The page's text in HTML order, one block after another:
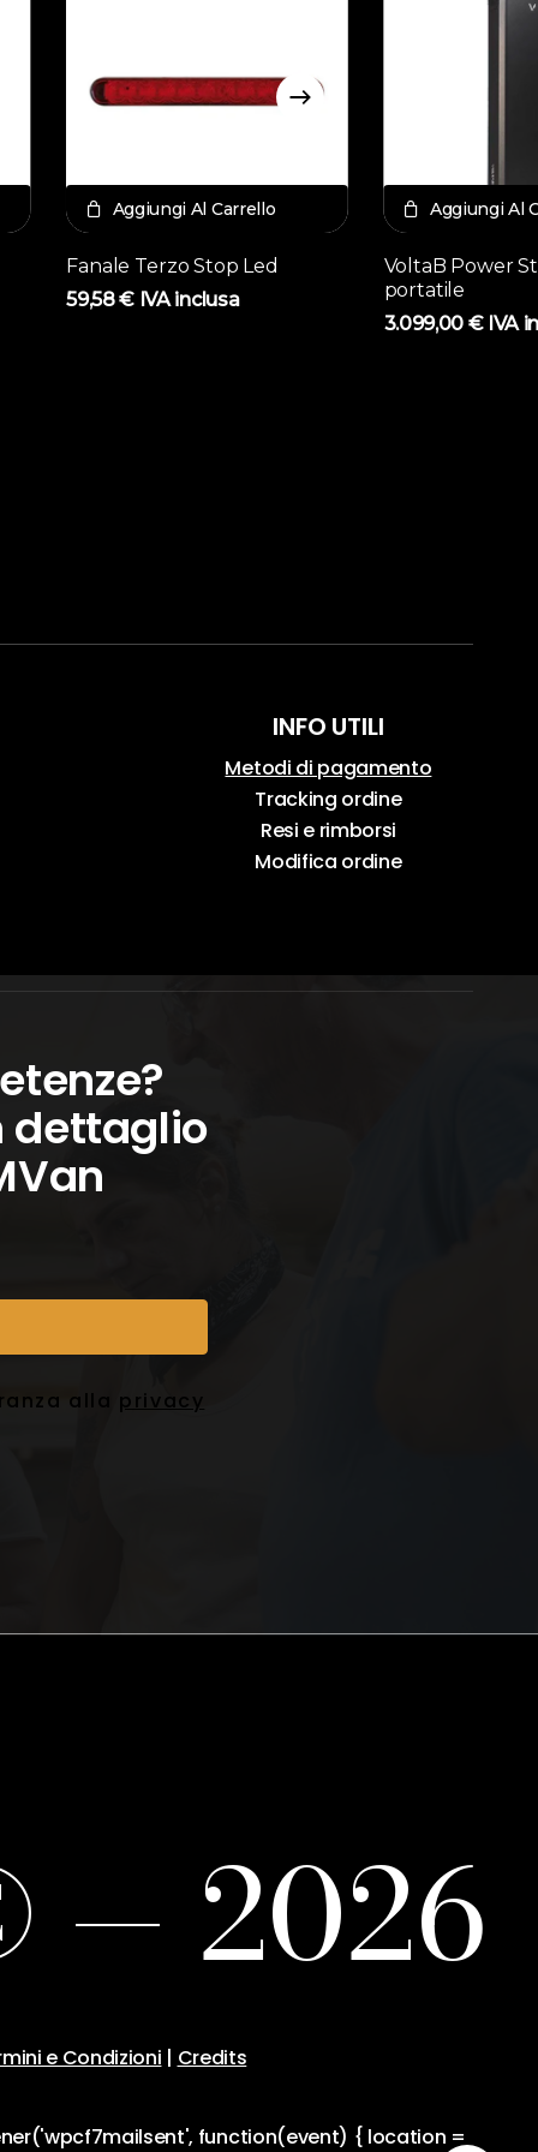
Aggiungi Al Carrello
Fanale Terzo Stop Led
59,58€ IVA inclusa
Aggiungi Al
VoltaB Power
portatile
3.099,00 € IVA
INFO UTILI
Metodi di pagamento
Tracking ordine
Resi e rimborsi
Modifica ordine
dettaglio
alla privacy
— 2026
e Condizioni | Credits
function(event) { location =